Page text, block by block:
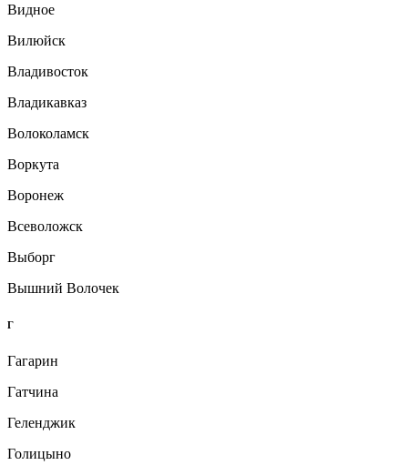
Видное
Вилюйск
Владивосток
Владикавказ
Волоколамск
Воркута
Воронеж
Всеволожск
Выборг
Вышний Волочек
Г
Гагарин
Гатчина
Геленджик
Голицыно